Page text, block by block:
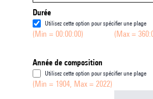
Durée
Utilisez cette option pour spécifier une plage
(Min = 00:00:00) (Max =
Année de composition
Utilisez cette option pour spécifier une plage
(Min = 1904, Max = 2022)